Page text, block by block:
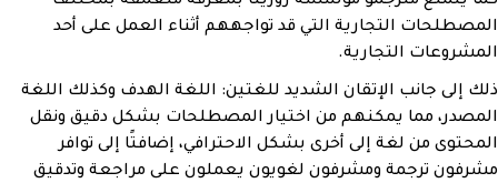
المصطلحات التجارية التي قد تواجههم أثناء العمل على أحد
المشروعات التجارية.
ذلك إلى جانب الإتقان الشديد للغتين: اللغة الهدف وكذلك اللغة
المصدر، مما يمكنهم من اختيار المصطلحات بشكل دقيق ونقل
المحتوى من لغة إلى أخرى بشكل الاحترافي، إضافتًا إلى توافر
مشرفون ترجمة ومشرفون لغويون يعملون على مراجعة وتدقيق